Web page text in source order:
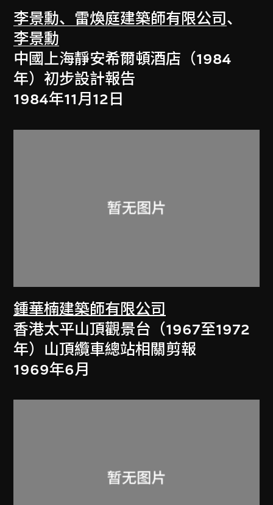
李景勳、雷煥庭建築師有限公司 、
李景勳
中國上海靜安希爾頓酒店（1984
年）初步設計報告
1984年11月12日
鍾華楠建築師有限公司
香港太平山頂觀景台（1967至1972
年）山頂纜車總站相關剪報
1969年6月